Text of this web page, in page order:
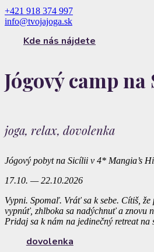
+421 918 374 997
info@tvojajoga.sk
Kde nás nájdete
Jógový camp
joga, relax, dovolenka
Jógový pobyt na Sicílii v 4* Mangia’s
17.10. — 22.10.2026
Vypni. Spomaľ. Vráť sa k sebe. Cítiš,
vypnúť, zhlboka sa nadýchnuť a znovu
Pridaj sa k nám na jedinečný retreat na
dovolenka